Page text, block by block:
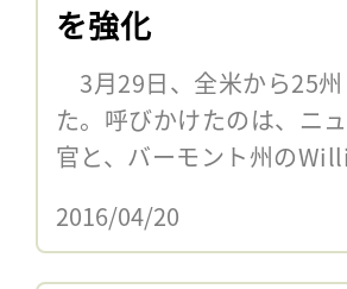
を強化
3月29日、全米から25
た。呼びかけたのは、ニ
官と、バーモント州の
2016/04/20